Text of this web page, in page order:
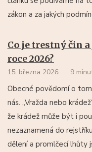
zákon a za jakých
Co je trestný čin
roce 2026?
15. března 2026 9
Obecné povědomí o
nás. „Vražda nebo
že krádež může být i
nezaznamená do
dělení a promlčecí lhůty